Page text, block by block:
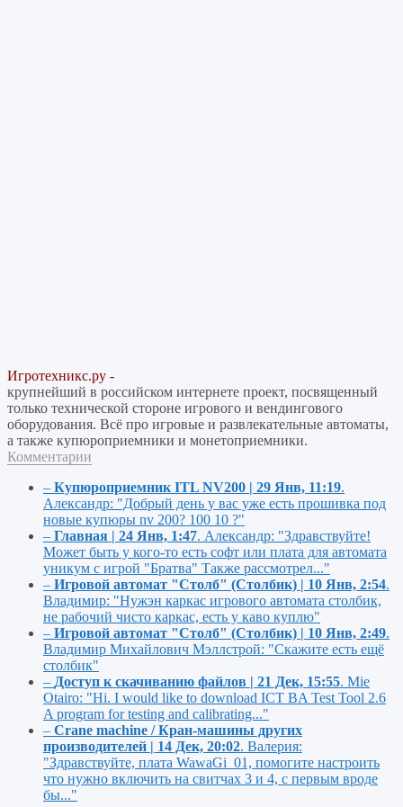
Игротехникс.ру -
крупнейший в российском интернете проект, посвященный
только технической стороне игрового и вендингового
оборудования. Всё про игровые и развлекательные автоматы,
а также купюроприемники и монетоприемники.
Комментарии
– Купюроприемник ITL NV200 | 29 Янв, 11:19.
Александр: "Добрый день у вас уже есть прошивка под
новые купюры nv 200? 100 10 ?"
– Главная | 24 Янв, 1:47. Александр: "Здравствуйте!
Может быть у кого-то есть софт или плата для автомата
уникум с игрой "Братва" Также рассмотрел..."
– Игровой автомат "Столб" (Столбик) | 10 Янв, 2:54.
Владимир: "Нужэн каркас игрового автомата столбик,
не рабочий чисто каркас, есть у каво куплю"
– Игровой автомат "Столб" (Столбик) | 10 Янв, 2:49.
Владимир Михайлович Мэллстрой: "Скажите есть ещё
столбик"
– Доступ к скачиванию файлов | 21 Дек, 15:55. Mie
Otairo: "Hi. I would like to download ICT BA Test Tool 2.6
A program for testing and calibrating..."
– Crane machine / Кран-машины других
производителей | 14 Дек, 20:02. Валерия:
"Здравствуйте, плата WawaGi_01, помогите настроить
что нужно включить на свитчах 3 и 4, с первым вроде
бы..."